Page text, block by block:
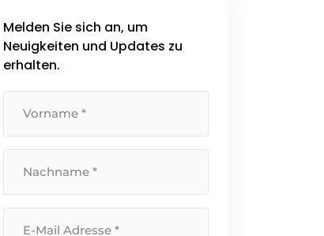
Melden Sie sich an, um
Neuigkeiten und Updates zu
erhalten.